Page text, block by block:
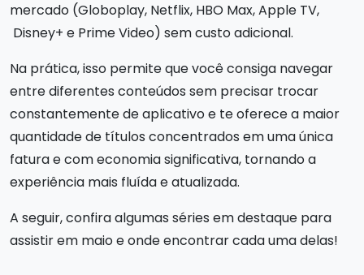
mercado (Globoplay, Netflix, HBO Max, Apple TV,
Disney+ e Prime Video) sem custo adicional.
Na prática, isso permite que você consiga navegar
entre diferentes conteúdos sem precisar trocar
constantemente de aplicativo e te oferece a maior
quantidade de títulos concentrados em uma única
fatura e com economia significativa, tornando a
experiência mais fluída e atualizada.
A seguir, confira algumas séries em destaque para
assistir em maio e onde encontrar cada uma delas!